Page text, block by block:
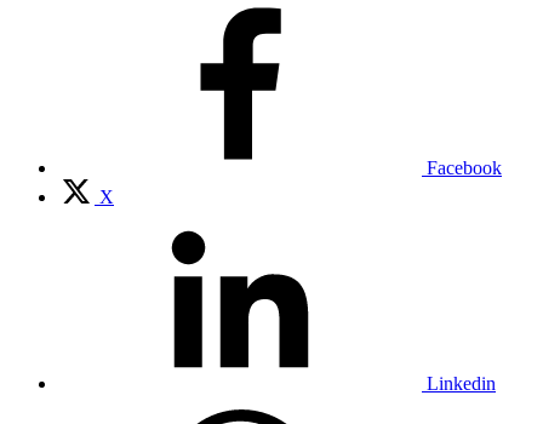
Facebook
X
Linkedin